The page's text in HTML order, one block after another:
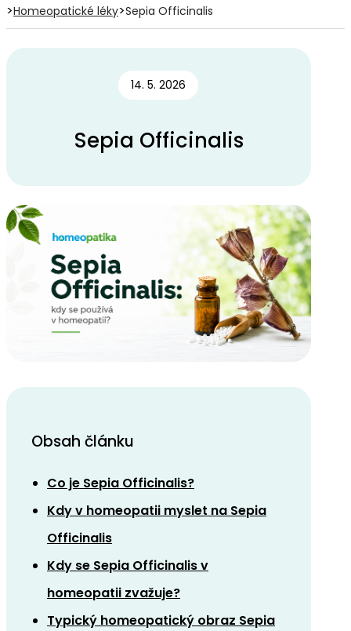
>Homeopatické léky>Sepia Officinalis
14. 5. 2026
Sepia Officinalis
Obsah článku
Co je Sepia Officinalis?
Kdy v homeopatii myslet na Sepia
Officinalis
Kdy se Sepia Officinalis v
homeopatii zvažuje?
Typický homeopatický obraz Sepia